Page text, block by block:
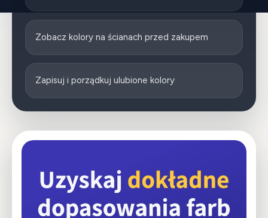
Zobacz kolory na ścianach przed zakupem
Zapisuj i porządkuj ulubione kolory